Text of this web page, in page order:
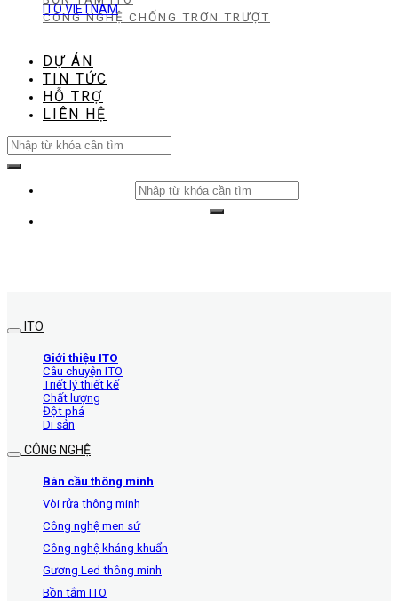
CÔNG NGHỆ CHỐNG TRƠN TRƯỢT
DỰ ÁN
TIN TỨC
HỖ TRỢ
LIÊN HỆ
Search
for:
Search
for:
ITO VIETNAM
ITO
Giới thiệu ITO
Câu chuyện ITO
Triết lý thiết kế
Chất lượng
Đột phá
Di sản
CÔNG NGHỆ
Bàn cầu thông minh
Vòi rửa thông minh
Công nghệ men sứ
Công nghệ kháng khuẩn
Gương Led thông minh
Bồn tắm ITO